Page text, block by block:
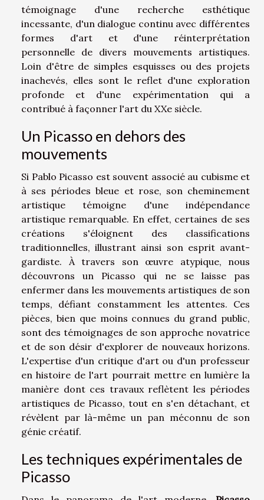
témoignage d'une recherche esthétique
incessante, d'un dialogue continu avec différentes
formes d'art et d'une réinterprétation
personnelle de divers mouvements artistiques.
Loin d'être de simples esquisses ou des projets
inachevés, elles sont le reflet d'une exploration
profonde et d'une expérimentation qui a
contribué à façonner l'art du XXe siècle.
Un Picasso en dehors des
mouvements
Si Pablo Picasso est souvent associé au cubisme et
à ses périodes bleue et rose, son cheminement
artistique témoigne d'une indépendance
artistique remarquable. En effet, certaines de ses
créations s'éloignent des classifications
traditionnelles, illustrant ainsi son esprit avant-
gardiste. À travers son œuvre atypique, nous
découvrons un Picasso qui ne se laisse pas
enfermer dans les mouvements artistiques de son
temps, défiant constamment les attentes. Ces
pièces, bien que moins connues du grand public,
sont des témoignages de son approche novatrice
et de son désir d'explorer de nouveaux horizons.
L'expertise d'un critique d'art ou d'un professeur
en histoire de l'art pourrait mettre en lumière la
manière dont ces travaux reflètent les périodes
artistiques de Picasso, tout en s'en détachant, et
révèlent par là-même un pan méconnu de son
génie créatif.
Les techniques expérimentales de
Picasso